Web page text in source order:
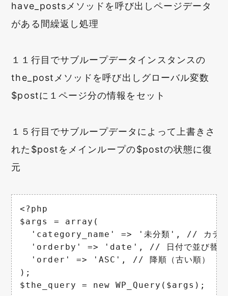
have_postsメソッドを呼び出しページデータ
がある間繰返し処理
１１行目でサブループデータインスタンスの
the_postメソッドを呼び出しグローバル変数
$postに１ページ分の情報をセット
１５行目でサブループデータによって上書きさ
れた$postをメインループの$postの状態に復
元
<?php
$args = array(
'category_name' => '未分類', // カテゴ
  'orderby' => 'date', // 日付で並び替え
  'order' => 'ASC', // 降順（古い順）
);
$the_query = new WP_Query($args);